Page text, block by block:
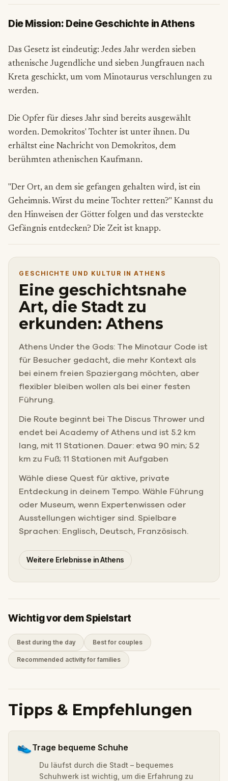
Die Mission: Deine Geschichte in Athens
Das Gesetz ist eindeutig: Jedes Jahr werden sieben
athenische Jugendliche und sieben Jungfrauen nach
Kreta geschickt, um vom Minotaurus verschlungen zu
werden.
Die Opfer für dieses Jahr sind bereits ausgewählt
worden. Demokritos' Tochter ist unter ihnen. Du
erhältst eine Nachricht von Demokritos, dem
berühmten athenischen Kaufmann.
"Der Ort, an dem sie gefangen gehalten wird, ist ein
Geheimnis. Wirst du meine Tochter retten?" Kannst du
den Hinweisen der Götter folgen und das versteckte
Gefängnis entdecken? Die Zeit ist knapp.
GESCHICHTE UND KULTUR IN ATHENS
Eine geschichtsnahe
Art, die Stadt zu
erkunden: Athens
Athens Under the Gods: The Minotaur Code ist
für Besucher gedacht, die mehr Kontext als
bei einem freien Spaziergang möchten, aber
flexibler bleiben wollen als bei einer festen
Führung.
Die Route beginnt bei The Discus Thrower und
endet bei Academy of Athens und ist 5.2 km
lang, mit 11 Stationen. Dauer: etwa 90 min; 5.2
km zu Fuß; 11 Stationen mit Aufgaben
Wähle diese Quest für aktive, private
Entdeckung in deinem Tempo. Wähle Führung
oder Museum, wenn Expertenwissen oder
Ausstellungen wichtiger sind. Spielbare
Sprachen: Englisch, Deutsch, Französisch.
Weitere Erlebnisse in Athens
Wichtig vor dem Spielstart
Best during the day Best for couples
Recommended activity for families
Tipps & Empfehlungen
👟Trage bequeme Schuhe
Du läufst durch die Stadt – bequemes
Schuhwerk ist wichtig, um die Erfahrung zu